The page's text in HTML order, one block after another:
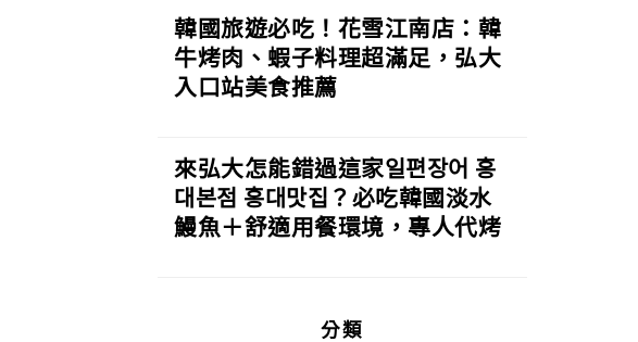
韓國旅遊必吃！花雪江南店：韓
牛烤肉、蝦子料理超滿足，弘大
入口站美食推薦
來弘大怎能錯過這家일편장어 홍
대본점 홍대맛집？必吃韓國淡水
鰻魚＋舒適用餐環境，專人代烤
分類